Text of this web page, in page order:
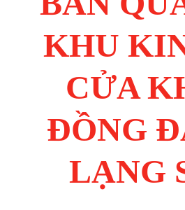
KHU
CỬA
ĐỒNG
LẠNG